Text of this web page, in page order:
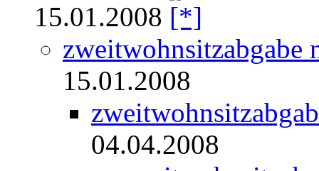
15.01.2008
15.01.2008
04.04.2008